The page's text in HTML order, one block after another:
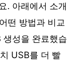
. 아래에서 소개
떤 방법과 비교
성을 완료했습
USB를 더 빨